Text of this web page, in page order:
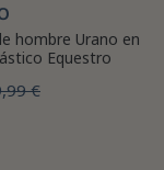
hombre Urano en
Equestro
€